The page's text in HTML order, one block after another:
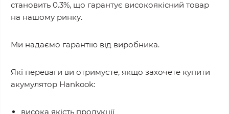
становить 0.3%, що гарантує високоякісний товар
на нашому ринку.
Ми надаємо гарантію від виробника.
Які переваги ви отримуєте, якщо захочете купити
акумулятор Hankook:
висока якість продукції